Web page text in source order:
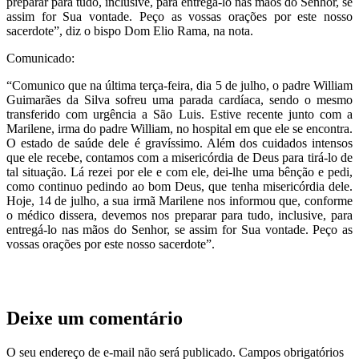
assim for Sua vontade. Peço as vossas orações por este nosso
sacerdote”, diz o bispo Dom Elio Rama, na nota.
Comunicado:
“Comunico que na última terça-feira, dia 5 de julho, o padre William
Guimarães da Silva sofreu uma parada cardíaca, sendo o mesmo
transferido com urgência a São Luis. Estive recente junto com a
Marilene, irma do padre William, no hospital em que ele se encontra.
O estado de saúde dele é gravíssimo. Além dos cuidados intensos
que ele recebe, contamos com a misericórdia de Deus para tirá-lo de
tal situação. Lá rezei por ele e com ele, dei-lhe uma bênção e pedi,
como continuo pedindo ao bom Deus, que tenha misericórdia dele.
Hoje, 14 de julho, a sua irmã Marilene nos informou que, conforme
o médico dissera, devemos nos preparar para tudo, inclusive, para
entregá-lo nas mãos do Senhor, se assim for Sua vontade. Peço as
vossas orações por este nosso sacerdote”.
Deixe um comentário
O seu endereço de e-mail não será publicado. Campos obrigatórios